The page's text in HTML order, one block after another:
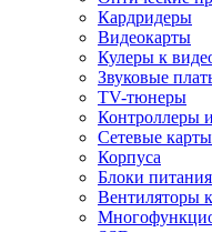
Кардридеры
Видеокарты
Кулеры к
Звуковые
TV-тюнеры
Контроллеры
Сетевые
Корпуса
Блоки питания
Вентиляторы